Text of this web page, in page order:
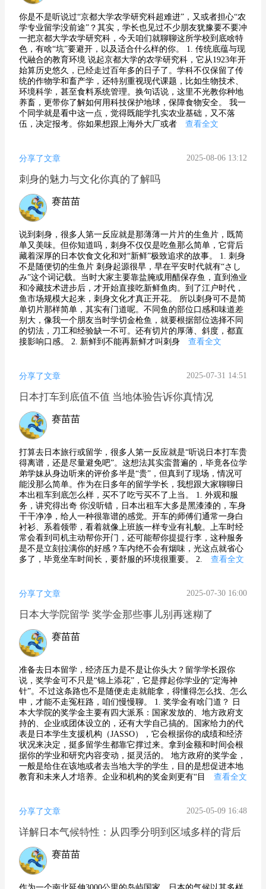
你是不是听说过“京都大学农学研究科超难进”，又或者担心“农
学专业留学没前途”？其实，学长也见过不少朋友犹豫要不要冲
一把京都大学农学研究科，今天咱们就聊聊这所学校到底啥特
色，有啥“坑”要避开，以及适合什么样的你。 1. 传统底蕴与现
代融合的教育环境 说起京都大学的农学研究科，它从1923年开
始算历史悠久，已经走过百年多的日子了。学科不仅保留了传
统的作物学和畜产学，还特别重视现代课题，比如生物技术、
环境科学，甚至食料系统管理。换句话说，这里不光教你种地
养畜，更带你了解如何用科技保护地球，保障食物安全。 我一
个同学就是看中这一点，觉得既能学扎实农业基础，又不落
伍，决定报考。你如果想跟上海外大厂或者
查看全文
分享了文章 2025-08-06 13:12
刺身的魅力与文化你真的了解吗
赛苗苗
说到刺身，很多人第一反应就是那薄薄一片片的生鱼片，既简
单又美味。但你知道吗，刺身不仅仅是吃鱼那么简单，它背后
藏着深厚的日本饮食文化和对“新鲜”极致追求的故事。 1. 刺身
不是随便切的生鱼片 刺身起源很早，早在平安时代就有“さし
み”这个词记载。当时大家主要靠盐腌或用醋保存鱼，直到渔业
和冷藏技术进步后，才开始直接吃新鲜鱼肉。到了江户时代，
鱼市场规模大起来，刺身文化才真正开花。 所以刺身可不是简
单切片那样简单，其实有门道呢。不同鱼的部位口感和味道差
别大，像我一个朋友当时学切金枪鱼，就要根据部位选择不同
的切法，刀工和经验缺一不可。还有切片的厚薄、斜度，都直
接影响口感。 2. 新鲜到不能再新鲜才叫刺身
查看全文
分享了文章 2025-07-31 14:51
日本打车到底值不值 当地体验告诉你真情况
赛苗苗
打算去日本旅行或留学，很多人第一反应就是“听说日本打车贵
得离谱，还是尽量避免吧”。这想法其实蛮普遍的，毕竟各位学
弟学妹从身边听来的评价多半是“贵”，但真到了现场，情况可
能没那么简单。作为在日多年的留学学长，我想跟大家聊聊日
本出租车到底怎么样，买不了吃亏买不了上当。 1. 外观和服
务，讲究得出奇 你没听错，日本出租车大多是黑漆漆的，车身
干干净净，给人一种很靠谱的感觉。开车的师傅们通常一身白
衬衫、系着领带，看着就像上班族一样专业有礼貌。上车时经
常会看到司机主动帮你开门，还可能帮你提提行李，这种服务
是不是立刻拉满你的好感？车内绝不会有烟味，光这点就省心
多了，毕竟坐车时间长，要舒服的环境很重要。 2.
查看全文
分享了文章 2025-07-30 16:00
日本大学院留学 奖学金那些事儿别再迷糊了
赛苗苗
准备去日本留学，经济压力是不是让你头大？留学学长跟你
说，奖学金可不只是“锦上添花”，它是撑起你学业的“定海神
针”。不过这条路也不是随便走走就能拿，得懂得怎么找、怎么
申，才能不走冤枉路，咱们慢慢聊。 1. 奖学金有啥门道？ 日
本大学院的奖学金主要有四大派系：国家发放的、地方政府支
持的、企业或团体设立的，还有大学自己搞的。国家给力的代
表是日本学生支援机构（JASSO），它会根据你的成绩和经济
状况来决定，挺多留学生都靠它撑过来。拿到金额和时间会根
据你的学业和研究内容变动，挺灵活的。 地方政府的奖学金，
一般是给住在该地或者去当地大学的学生，目的是想促进本地
教育和未来人才培养。企业和机构的奖金则更有“目
查看全文
分享了文章 2025-05-09 16:48
详解日本气候特性：从四季分明到区域多样的背后
赛苗苗